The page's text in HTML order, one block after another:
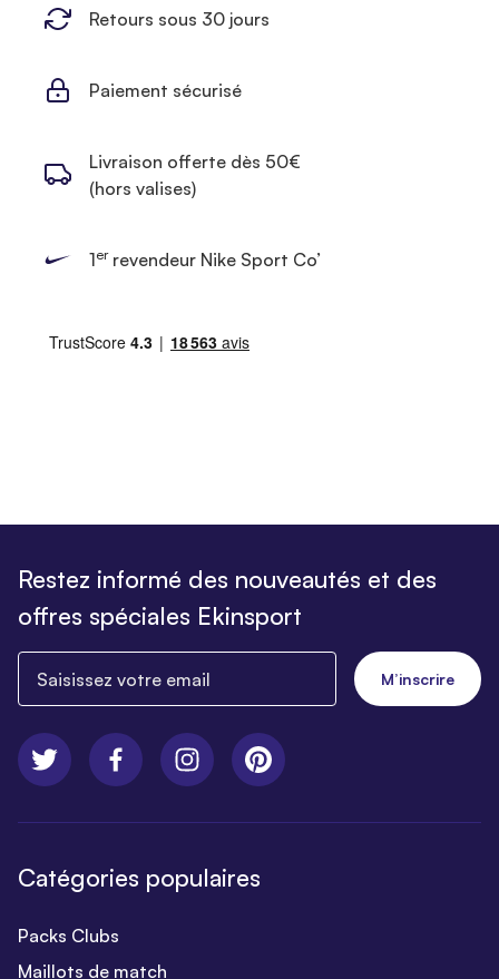
Retours sous 30 jours
Paiement sécurisé
Livraison offerte dès 50€
(hors valises)
1errevendeur Nike Sport Co’
Restez informé des nouveautés et des
offres spéciales Ekinsport
M’inscrire
Catégories populaires
Packs Clubs
Maillots de match